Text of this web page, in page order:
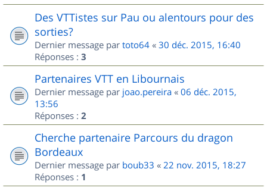
Des VTTistes sur Pau ou alentours pour des
sorties?
Dernier message par toto64 « 30 déc. 2015, 16:40
Réponses : 3
Partenaires VTT en Libournais
Dernier message par joao.pereira « 06 déc. 2015,
13:56
Réponses : 2
Cherche partenaire Parcours du dragon
Bordeaux
Dernier message par boub33 « 22 nov. 2015, 18:27
Réponses : 1